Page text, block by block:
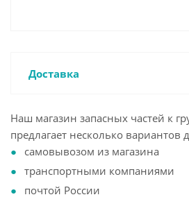
Доставка
Наш магазин запасных частей к
предлагает несколько вариантов
самовывозом из магазина
транспортными компаниями
почтой России